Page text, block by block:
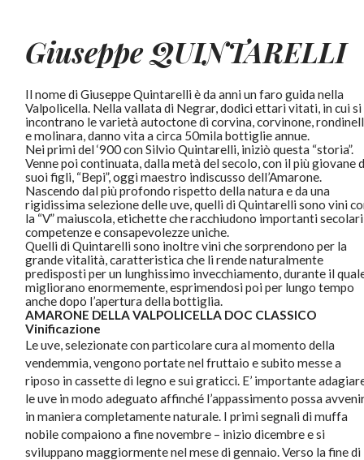
Giuseppe QUINTARELLI
Il nome di Giuseppe Quintarelli è da anni un faro guida nella
Valpolicella. Nella vallata di Negrar, dodici ettari vitati, in cui si
incontrano le varietà autoctone di corvina, corvinone,
e molinara, danno vita a circa 50mila bottiglie annue.
Nei primi del ‘900 con Silvio Quintarelli, iniziò questa “storia”.
Venne poi continuata, dalla metà del secolo, con il più giovane
suoi figli, “Bepi”, oggi maestro indiscusso dell’Amarone.
Nascendo dal più profondo rispetto della natura e da una
rigidissima selezione delle uve, quelli di Quintarelli sono vini
la “V” maiuscola, etichette che racchiudono importanti secolari
competenze e consapevolezze uniche.
Quelli di Quintarelli sono inoltre vini che sorprendono per la
grande vitalità, caratteristica che li rende naturalmente
predisposti per un lunghissimo invecchiamento, durante il
migliorano enormemente, esprimendosi poi per lungo tempo
anche dopo l’apertura della bottiglia.
AMARONE DELLA VALPOLICELLA DOC CLASSICO
Vinificazione
Le uve, selezionate con particolare cura al momento della
vendemmia, vengono portate nel fruttaio e subito messe a
riposo in cassette di legno e sui graticci. E’ importante
le uve in modo adeguato affinché l’appassimento possa
in maniera completamente naturale. I primi segnali di muffa
nobile compaiono a fine novembre – inizio dicembre e si
sviluppano maggiormente nel mese di gennaio. Verso la fine di